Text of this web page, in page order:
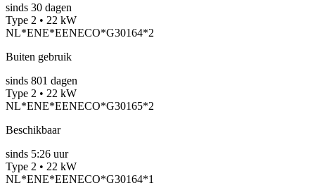
sinds 30 dagen
Type 2 • 22 kW
NL*ENE*EENECO*G30164*2
Buiten gebruik
sinds 801 dagen
Type 2 • 22 kW
NL*ENE*EENECO*G30165*2
Beschikbaar
sinds 5:26 uur
Type 2 • 22 kW
NL*ENE*EENECO*G30164*1